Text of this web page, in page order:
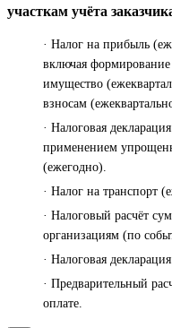
участкам учёта
· Налог на прибыль
включая
имущество
взносам
· Налоговая
применением
(ежегодно).
· Налог на транспорт
· Налоговый расчёт
организациям (по
· Налоговая
· Предварительный
оплате.